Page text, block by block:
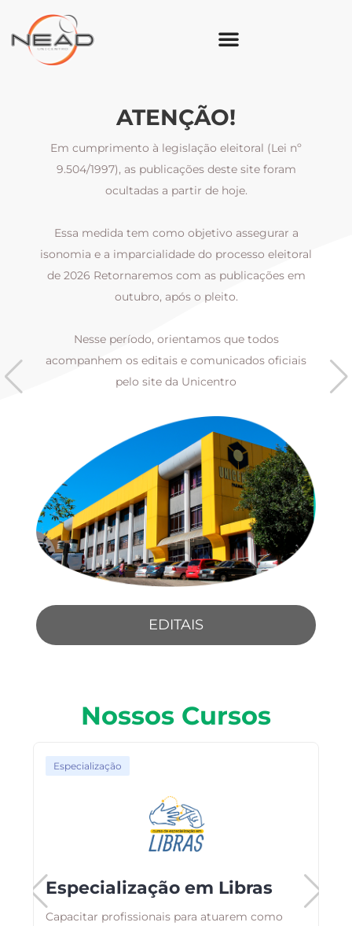
ATENÇÃO!
Em cumprimento à legislação eleitoral (Lei nº
9.504/1997), as publicações deste site foram
ocultadas a partir de hoje.
Essa medida tem como objetivo assegurar a
isonomia e a imparcialidade do processo eleitoral
de 2026 Retornaremos com as publicações em
outubro, após o pleito.
Nesse período, orientamos que todos
acompanhem os editais e comunicados oficiais
pelo site da Unicentro
EDITAIS
Nossos Cursos
Especialização
Especialização em Libras
Capacitar profissionais para atuarem como